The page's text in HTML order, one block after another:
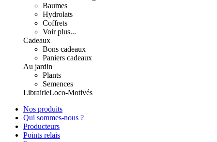
Baumes
Hydrolats
Coffrets
Voir plus...
Cadeaux
Bons cadeaux
Paniers cadeaux
Au jardin
Plants
Semences
LibrairieLoco-Motivés
Nos produits
Qui sommes-nous ?
Producteurs
Points relais